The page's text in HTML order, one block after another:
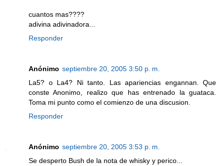
cuantos mas????
adivina adivinadora...
Responder
Anónimo septiembre 20, 2005 3:50 p. m.
La5? o La4? Ni tanto. Las apariencias engannan. Que
conste Anonimo, realizo que has entrenado la guataca.
Toma mi punto como el comienzo de una discusion.
Responder
Anónimo septiembre 20, 2005 3:53 p. m.
Se desperto Bush de la nota de whisky y perico...